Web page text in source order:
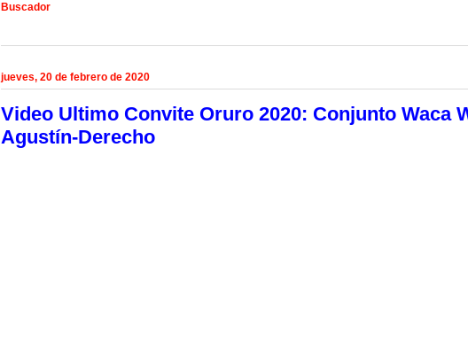
Buscador
jueves, 20 de febrero de 2020
Video Ultimo Convite Oruro 2020: Conjunto Waca
Agustín-Derecho